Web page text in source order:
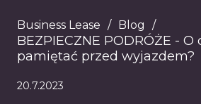
Business Lease / Blog /
BEZPIECZNE PODRÓŻE -
pamiętać przed wyjazdem?
20.7.2023